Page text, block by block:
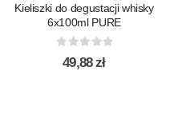
Kieliszki do degustacji whisky
6x100ml PURE
out of 5
49,88zł